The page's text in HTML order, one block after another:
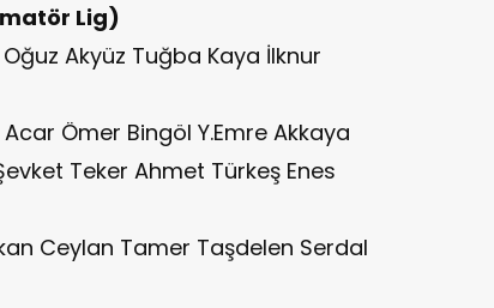
Lig)
Akyüz Tuğba Kaya İlknur
Acar Ömer Bingöl Y.Emre Akkaya
Teker Ahmet Türkeş Enes
Ceylan Tamer Taşdelen Serdal